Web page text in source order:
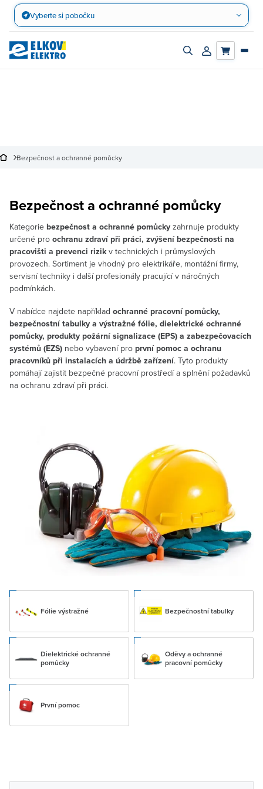
Přejít
obsah
Vyberte si pobočku
Zapnout/vypnout
Přihlásit/
Bezpečnost a ochranné pomůcky
Bezpečnost a ochranné pomůcky
Kategorie bezpečnost a ochranné pomůcky zahrnuje produkty
určené pro ochranu zdraví při práci, zvýšení bezpečnosti na
pracovišti a prevenci rizikv technických i průmyslových
provozech. Sortiment je vhodný pro elektrikáře, montážní firmy,
servisní techniky i další profesionály pracující v náročných
podmínkách.
V nabídce najdete například ochranné pracovní pomůcky,
bezpečnostní tabulky a výstražné fólie, dielektrické ochranné
pomůcky, produkty požární signalizace (EPS) a zabezpečovacích
systémů (EZS) nebo vybavení pro první pomoc a ochranu
pracovníků při instalacích a údržbě zařízení. Tyto produkty
pomáhají zajistit bezpečné pracovní prostředí a splnění požadavků
na ochranu zdraví při práci.
Fólie výstražné Bezpečnostní tabulky
Dielektrické ochranné
pomůcky
Oděvy a ochranné
pracovní pomůcky
První pomoc